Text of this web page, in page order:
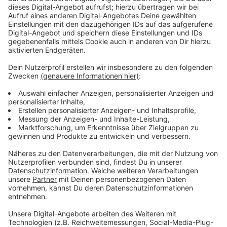
Anzeige
Was ist denn besser für die Umwelt?
Anzeige
Laut desÖko-Instituts Freiburgbraucht es, um ein
Buch herzustellen, in erster Linie Papier, also Holz, viel
Energie und Wasser. Dazu kommen Druckerfarbe, Leim
und die Transportwege. Das heißt: In den CO2-
Fußabdruck eines Buches spielt einiges rein. Beim E-
Book-Reader kommt es darauf an, wie oft wir den
tatsächlich nutzen. Denn, um einen E-Reader
herzustellen, braucht es ebenfalls viele Rohstoffe.
Außerdem landet ein E-Reader, wenn er nicht mehr
funktioniert häufig fälschlicherweise im Hausmüll. Der
ist aber Elektroschrott und gehört auf den
Wertstoffhof. E-Books können also nachhaltig sein,